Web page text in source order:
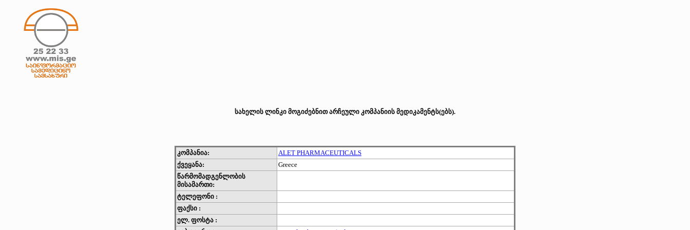
სახელის ლინკი მოგიძებნით არჩეული კომპანიის მედიკამენტს(ებს).
კომპანია:
ALET PHARMACEUTICALS
ქვეყანა:
Greece
წარმომადგენლობის
მისამართი:
ტელეფონი :
ფაქსი :
ელ. ფოსტა :